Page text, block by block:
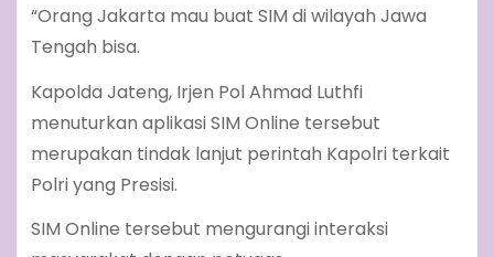
“Orang Jakarta mau buat SIM di wilayah Jawa
Tengah bisa.
Kapolda Jateng, Irjen Pol Ahmad Luthfi
menuturkan aplikasi SIM Online tersebut
merupakan tindak lanjut perintah Kapolri terkait
Polri yang Presisi.
SIM Online tersebut mengurangi interaksi